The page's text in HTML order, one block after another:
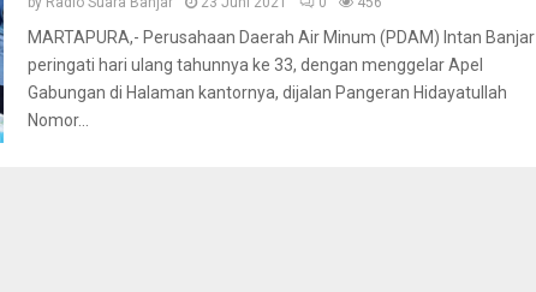
MARTAPURA,- Perusahaan Daerah Air Minum (PDAM) Intan Banjar
peringati hari ulang tahunnya ke 33, dengan menggelar Apel
Gabungan di Halaman kantornya, dijalan Pangeran Hidayatullah
Nomor...